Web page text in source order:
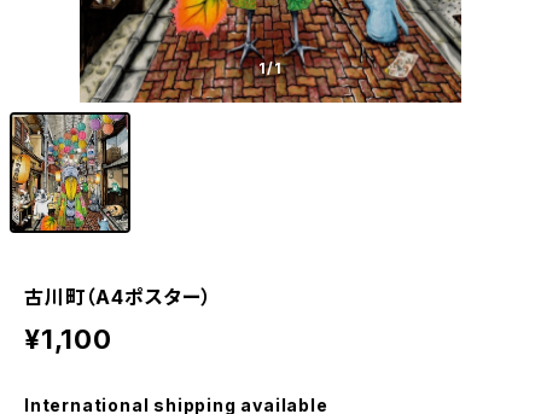
1/1
古川町（A4ポスター）
¥1,100
International shipping available